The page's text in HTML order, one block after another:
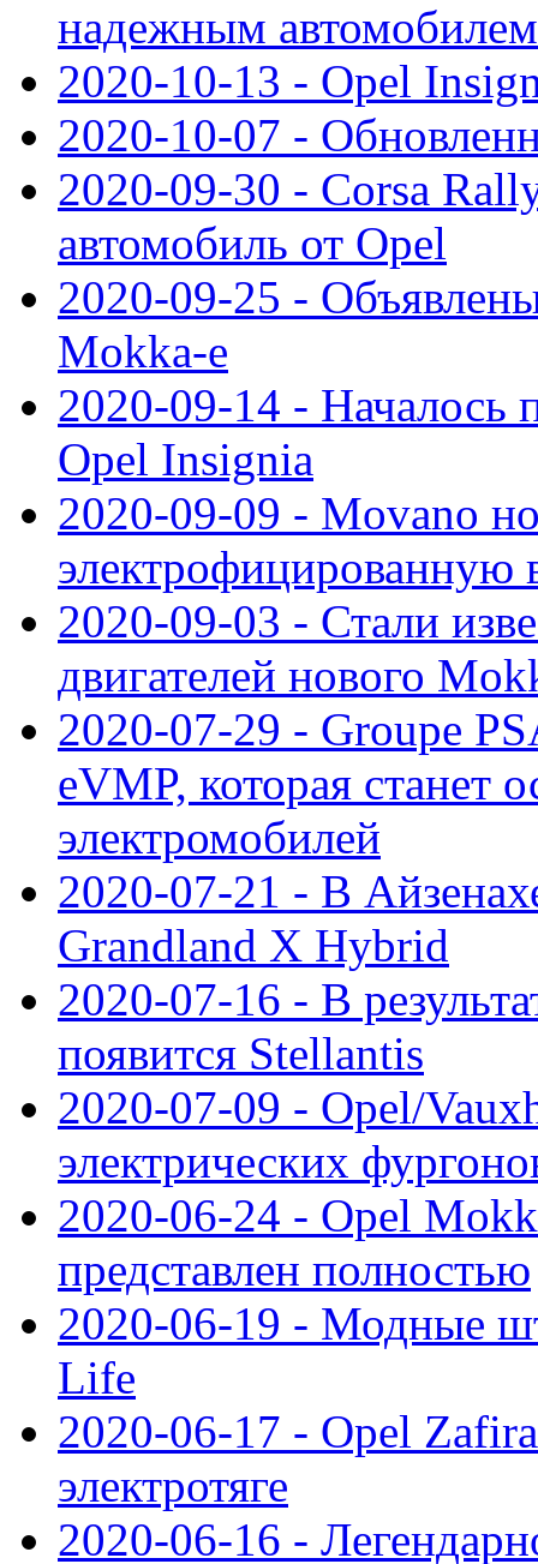
надежным автомобилем
2020-10-13 - Opel
2020-10-07 -
2020-09-30 - Corsa
автомобиль от Opel
2020-09-25 -
Mokka-e
2020-09-14 - Началось
Opel Insignia
2020-09-09 - Movano
электрофицированную
2020-09-03 - Стали
двигателей нового
2020-07-29 - Groupe
eVMP, которая станет
электромобилей
2020-07-21 - В
Grandland X Hybrid
2020-07-16 - В
появится Stellantis
2020-07-09 - Opel/
электрических
2020-06-24 - Opel
представлен полностью
2020-06-19 - Модные
Life
2020-06-17 - Opel
электротяге
2020-06-16 -